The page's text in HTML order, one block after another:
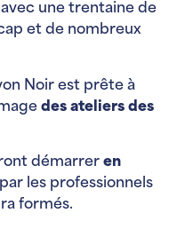
une trentaine de
et de nombreux
Noir est prête à
des ateliers des
démarrer en
les professionnels
formés.